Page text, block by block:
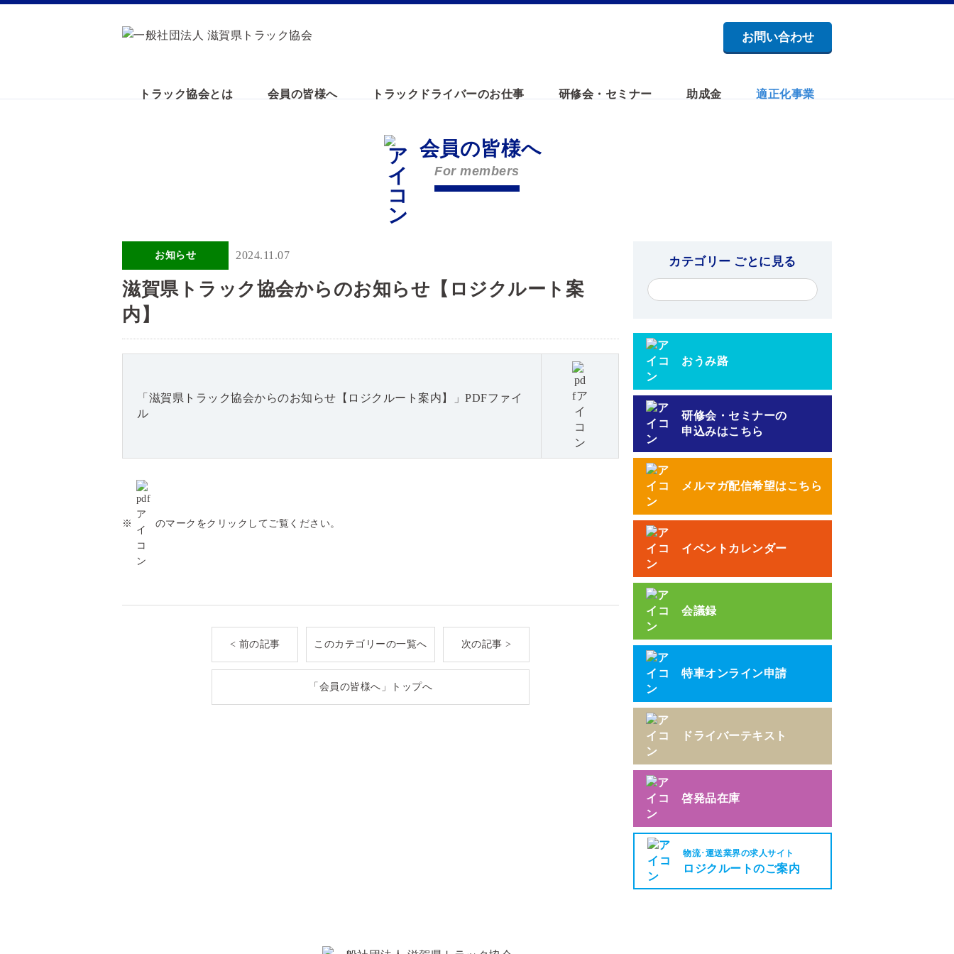
お問い合わせ
トラック協会とは 会員の皆様へ トラックドライバーのお仕事 研修会・セミナー 助成金 適正化事業
会員の皆様へ
For members
お知らせ 2024.11.07
滋賀県トラック協会からのお知らせ【ロジクルート案
内】
「滋賀県トラック協会からのお知らせ【ロジクルート案内】」PDFファイ
ル
※ のマークをクリックしてご覧ください。
< 前の記事 このカテゴリーの一覧へ 次の記事 >
「会員の皆様へ」トップへ
カテゴリー ごとに見る
おうみ路
研修会・セミナーの
申込みはこちら
メルマガ配信希望はこちら
イベントカレンダー
会議録
特車オンライン申請
ドライバーテキスト
啓発品在庫
物流･運送業界の求人サイト
ロジクルートのご案内